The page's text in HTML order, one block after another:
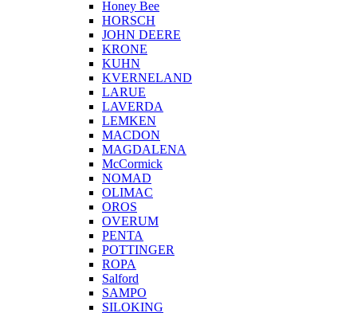
Honey Bee
HORSCH
JOHN DEERE
KRONE
KUHN
KVERNELAND
LARUE
LAVERDA
LEMKEN
MACDON
MAGDALENA
McCormick
NOMAD
OLIMAC
OROS
OVERUM
PENTA
POTTINGER
ROPA
Salford
SAMPO
SILOKING